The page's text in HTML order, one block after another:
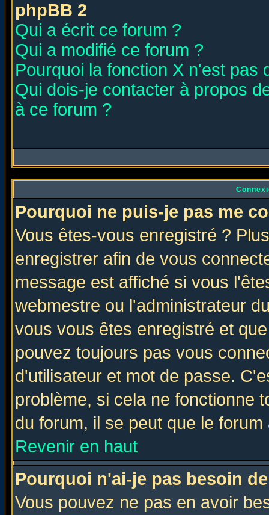
phpBB 2
Qui a écrit ce forum ?
Qui a modifié ce forum ?
Pourquoi la fonction X n'est pas
Qui dois-je contacter à propos
à ce forum ?
Pourquoi ne puis-je pas me
Vous êtes-vous enregistré ?
enregistrer afin de vous
message est affiché si vous
webmestre ou l'administrateur
vous vous êtes enregistré et
pouvez toujours pas vous
d'utilisateur et mot de passe.
problème, si cela ne fonctionne
du forum, il se peut que le
Revenir en haut
Pourquoi n'ai-je pas besoin
Vous pouvez ne pas en avoir